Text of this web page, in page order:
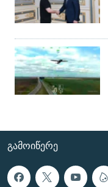
ᲒᲐᲛᲝᲘᲬᲔᲠᲔ